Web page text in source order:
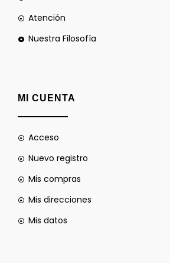
Atención
Nuestra Filosofía
MI CUENTA
Acceso
Nuevo registro
Mis compras
Mis direcciones
Mis datos